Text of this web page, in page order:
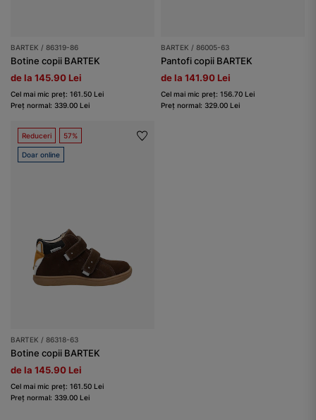
BARTEK / 86319-86
Botine copii BARTEK
de la 145.90 Lei
Cel mai mic preț: 161.50 Lei
Preț normal: 339.00 Lei
BARTEK / 86005-63
Pantofi copii BARTEK
de la 141.90 Lei
Cel mai mic preț: 156.70 Lei
Preț normal: 329.00 Lei
Reduceri 57%
Doar online
BARTEK / 86318-63
Botine copii BARTEK
de la 145.90 Lei
Cel mai mic preț: 161.50 Lei
Preț normal: 339.00 Lei